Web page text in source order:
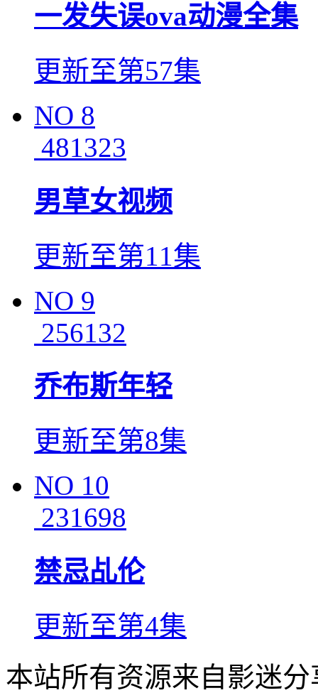
一发失误ova动漫全集
更新至第57集
NO 8
481323
男草女视频
更新至第11集
NO 9
256132
乔布斯年轻
更新至第8集
NO 10
231698
禁忌乩伦
更新至第4集
本站所有资源来自影迷